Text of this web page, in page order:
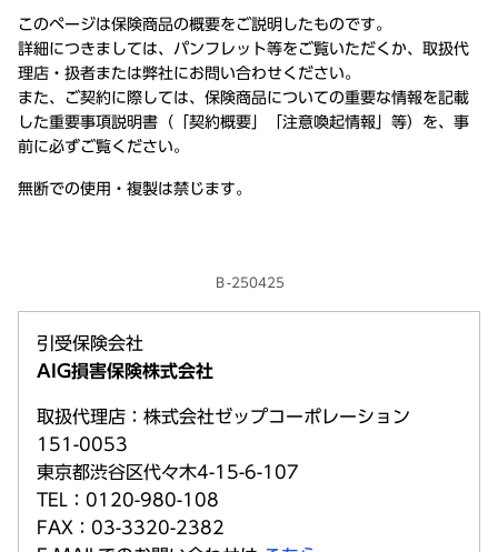
このページは保険商品の概要をご説明したものです。
詳細につきましては、パンフレット等をご覧いただくか、取扱代
理店・扱者または弊社にお問い合わせください。
また、ご契約に際しては、保険商品についての重要な情報を記載
した重要事項説明書（「契約概要」「注意喚起情報」等）を、事
前に必ずご覧ください。
無断での使用・複製は禁じます。
Ｂ-250425
引受保険会社
AIG損害保険株式会社
取扱代理店：株式会社ゼップコーポレーション
151-0053
東京都渋谷区代々木4-15-6-107
TEL：0120-980-108
FAX：03-3320-2382